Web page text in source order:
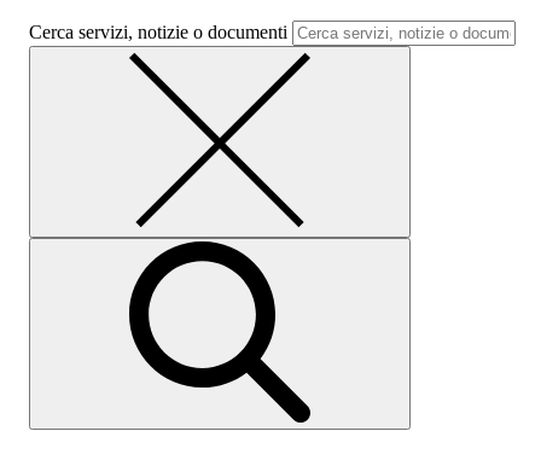
Cerca servizi, notizie o documenti